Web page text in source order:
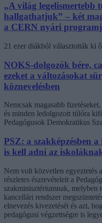
„A világ legelismertebb
hallgathatjuk” – két
a CERN nyári
21 ezer diákból választották ki
NOKS-dolgozók bére,
ezeket a változásokat
köznevelésben
Nemcsak magasabb
és minden ledolgozott túlóra
Pedagógusok Demokratikus
PSZ: a szakképzésben
is kell adni az
Nem volt közvetlen egyeztetés
részletes észrevételeit a
szakminisztériumnak, melyben
kancellári rendszer
elnevezés kivezetését és azt,
pedagógusi végzettségre is